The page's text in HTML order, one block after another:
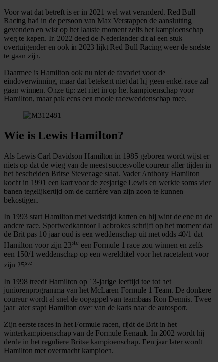
Voor wat dat betreft is er in 2021 wel wat veranderd. Red Bull
Racing had in de persoon van Max Verstappen de aansluiting
gevonden en wist op het laatste moment zelfs het kampioenschap
weg te kapen. In 2022 deed de Nederlander dit al een stuk
overtuigender en ook in 2023 lijkt Red Bull Racing weer de snelste
te gaan zijn.
Daarmee is Hamilton ook nu niet de favoriet voor de
eindoverwinning, maar dat betekent niet dat hij geen enkel race zal
gaan winnen. Onze tip: zet niet in op het kampioenschap voor
Hamilton, maar pak eens een mooie raceweddenschap mee.
Wie is Lewis Hamilton?
Als Lewis Carl Davidson Hamilton in 1985 geboren wordt wijst er
niets op dat de wieg van de meest succesvolle coureur aller tijden in
het bescheiden Britse Stevenage staat. Vader Anthony Hamilton
kocht in 1991 een kart voor de zesjarige Lewis en werkte soms vier
banen tegelijkertijd om de carrière van zijn zoon te kunnen
bekostigen.
In 1993 start Hamilton met wedstrijd karten en hij wint de ene na de
andere race. Sportwedkantoor Ladbrokes schrijft op het moment dat
de Brit pas 10 jaar oud is een weddenschap uit met odds 40/1 dat
Hamilton voor zijn 23ste een Formule 1 race zou winnen en zelfs
een 150/1 weddenschap op een wereldtitel voor het racetalent voor
zijn 25ste.
In 1998 treedt Hamilton op 13-jarige leeftijd toe tot het
juniorenprogramma van het McLaren Formule 1 Team. De donkere
coureur wordt al snel de oogappel van teambaas Ron Dennis. Twee
jaar later stapt Hamilton over van de karts naar de autosport.
Zijn eerste races in het Formule racen, rijdt de Brit in het
winterkampioenschap van de Formule Renault. In 2002 wordt hij
derde in het reguliere Britse kampioenschap. Een jaar later wordt
Hamilton met overmacht kampioen.